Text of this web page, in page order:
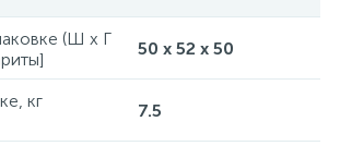
(Ш x Г
50 x 52 x 50
кг
7.5